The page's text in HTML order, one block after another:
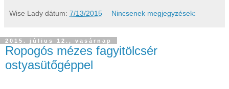
Wise Lady dátum: 7/13/2015 Nincsenek megjegyzések:
2015. július 12., vasárnap
Ropogós mézes fagyitölcsér
ostyasütőgéppel